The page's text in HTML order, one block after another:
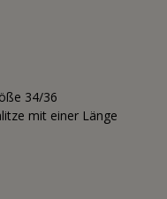
34/36
mit einer Länge